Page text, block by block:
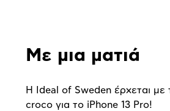
παρουσίαση
Με μια ματιά
Η Ideal of Sweden έρχεται με
croco για το iPhone 13 Pro!